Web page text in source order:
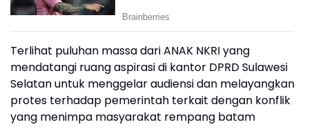
Terlihat puluhan massa dari ANAK NKRI yang
mendatangi ruang aspirasi di kantor DPRD Sulawesi
Selatan untuk menggelar audiensi dan melayangkan
protes terhadap pemerintah terkait dengan konflik
yang menimpa masyarakat rempang batam